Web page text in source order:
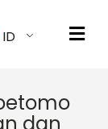
ID